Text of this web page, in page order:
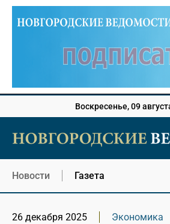
Воскресенье, 09
Новости Газета
26 декабря 2025
Экономика